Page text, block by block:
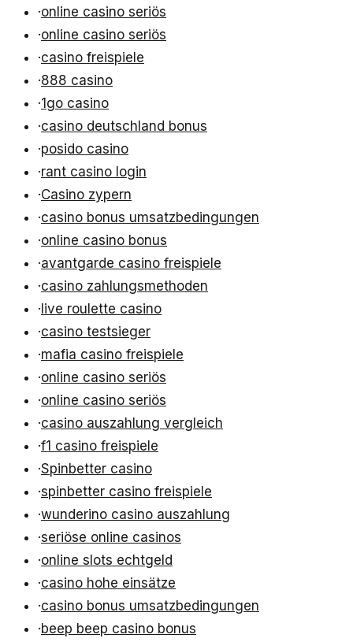
·online casino seriös
·online casino seriös
·casino freispiele
·888 casino
·1go casino
·casino deutschland bonus
·posido casino
·rant casino login
·Casino zypern
·casino bonus umsatzbedingungen
·online casino bonus
·avantgarde casino freispiele
·casino zahlungsmethoden
·live roulette casino
·casino testsieger
·mafia casino freispiele
·online casino seriös
·online casino seriös
·casino auszahlung vergleich
·f1 casino freispiele
·Spinbetter casino
·spinbetter casino freispiele
·wunderino casino auszahlung
·seriöse online casinos
·online slots echtgeld
·casino hohe einsätze
·casino bonus umsatzbedingungen
·beep beep casino bonus